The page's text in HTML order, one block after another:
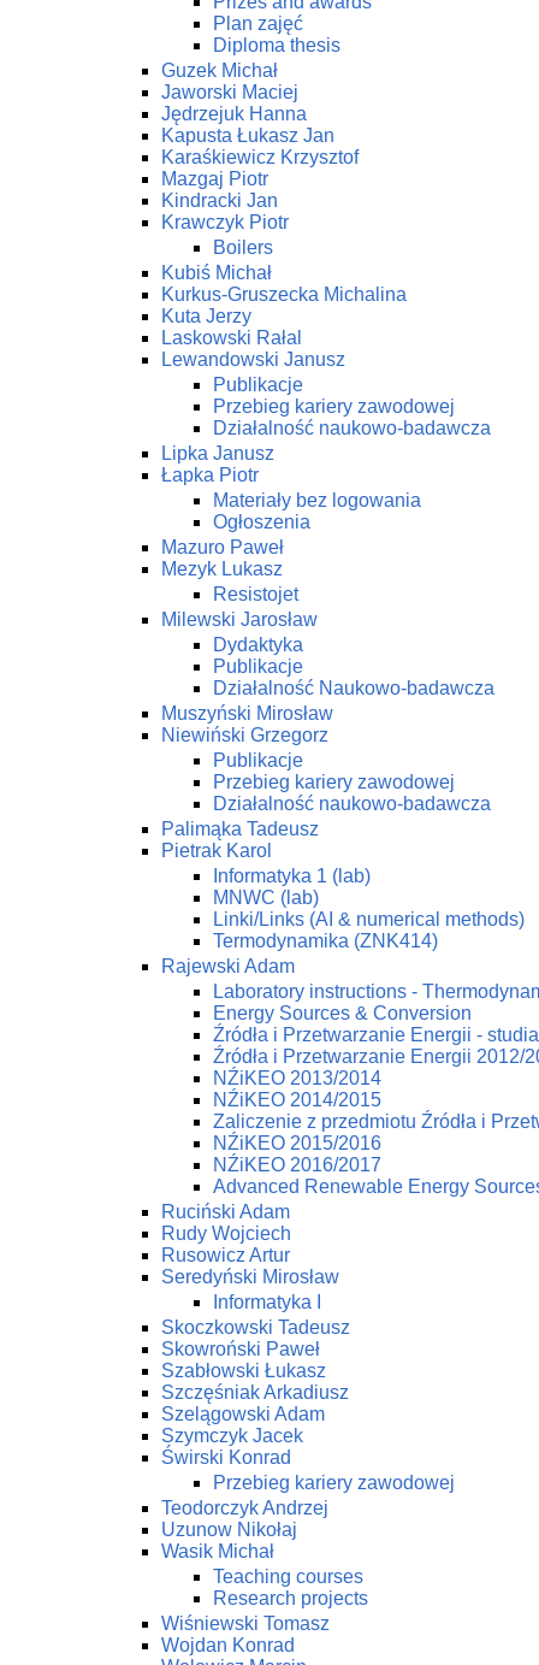
Plan zajęć
Diploma thesis
Guzek Michał
Jaworski Maciej
Jędrzejuk Hanna
Kapusta Łukasz Jan
Karaśkiewicz Krzysztof
Mazgaj Piotr
Kindracki Jan
Krawczyk Piotr
Boilers
Kubiś Michał
Kurkus-Gruszecka Michalina
Kuta Jerzy
Laskowski Rałal
Lewandowski Janusz
Publikacje
Przebieg kariery zawodowej
Działalność naukowo-badawcza
Lipka Janusz
Łapka Piotr
Materiały bez logowania
Ogłoszenia
Mazuro Paweł
Mezyk Lukasz
Resistojet
Milewski Jarosław
Dydaktyka
Publikacje
Działalność Naukowo-badawcza
Muszyński Mirosław
Niewiński Grzegorz
Publikacje
Przebieg kariery zawodowej
Działalność naukowo-badawcza
Palimąka Tadeusz
Pietrak Karol
Informatyka 1 (lab)
MNWC (lab)
Linki/Links (AI & numerical methods)
Termodynamika (ZNK414)
Rajewski Adam
Laboratory instructions -
Energy Sources & Conversion
Źródła i Przetwarzanie Energii -
Źródła i Przetwarzanie Energii 2012/
NŹiKEO 2013/2014
NŹiKEO 2014/2015
Zaliczenie z przedmiotu Źródła i
NŹiKEO 2015/2016
NŹiKEO 2016/2017
Advanced Renewable Energy
Ruciński Adam
Rudy Wojciech
Rusowicz Artur
Seredyński Mirosław
Informatyka I
Skoczkowski Tadeusz
Skowroński Paweł
Szabłowski Łukasz
Szczęśniak Arkadiusz
Szelągowski Adam
Szymczyk Jacek
Świrski Konrad
Przebieg kariery zawodowej
Teodorczyk Andrzej
Uzunow Nikołaj
Wasik Michał
Teaching courses
Research projects
Wiśniewski Tomasz
Wojdan Konrad